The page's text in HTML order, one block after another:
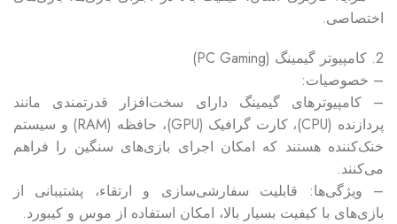
اختصاصی.
2. کامپیوتر گیمینگ (PC Gaming)
– خصوصیات:
– کامپیوترهای گیمینگ دارای سخت‌افزار قدرتمندی مانند
پردازنده (CPU)، کارت گرافیک (GPU)، حافظه (RAM) و سیستم
خنک‌کننده هستند که امکان اجرای بازی‌های سنگین را فراهم
می‌کنند.
– ویژگی‌ها: قابلیت سفارشی‌سازی و ارتقاء، پشتیبانی از
بازی‌های با کیفیت بسیار بالا، امکان استفاده از موس و کیبورد.